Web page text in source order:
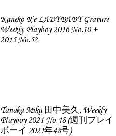
Kaneko Rie LADYBABY Gravure
Weekly Playboy 2016 No.10 +
2015 No.52.
Tanaka Miku 田中美久, Weekly
Playboy 2021 No.48 (週刊プレイ
ボーイ 2021年48号)